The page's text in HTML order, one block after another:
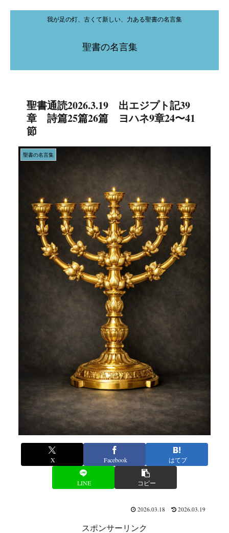
我が足の灯、古くて新しい、力ある聖書の名言集
聖書の名言集
聖書通読2026.3.19 出エジプト記39
章 詩篇25篇26篇 ヨハネ9章24〜41
節
聖書の名言集
X Facebook はてブ
LINE コピー
2026.03.18 2026.03.19
スポンサーリンク